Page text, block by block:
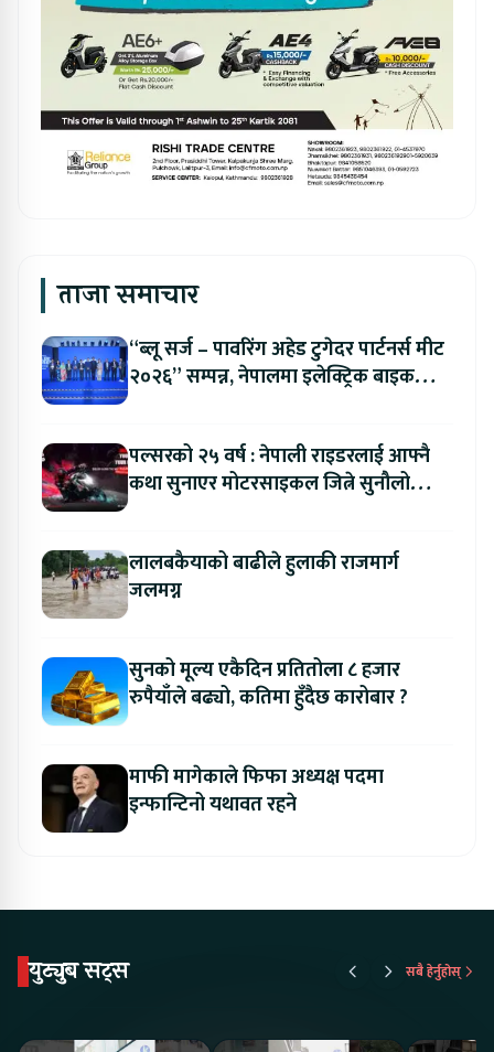
ताजा समाचार
“ब्लू सर्ज – पावरिंग अहेड टुगेदर पार्टनर्स मीट
२०२६” सम्पन्न, नेपालमा इलेक्ट्रिक बाइक
पल्सरको २५ वर्ष : नेपाली राइडरलाई आफ्नै
कथा सुनाएर मोटरसाइकल जित्ने सुनौलो
लालबकैयाको बाढीले हुलाकी राजमार्ग
जलमग्न
सुनको मूल्य एकैदिन प्रतितोला ८ हजार
रुपैयाँले बढ्यो, कतिमा हुँदैछ कारोबार ?
माफी मागेकाले फिफा अध्यक्ष पदमा
इन्फान्टिनो यथावत रहने
युट्युब सट्स सबै हेर्नुहोस्